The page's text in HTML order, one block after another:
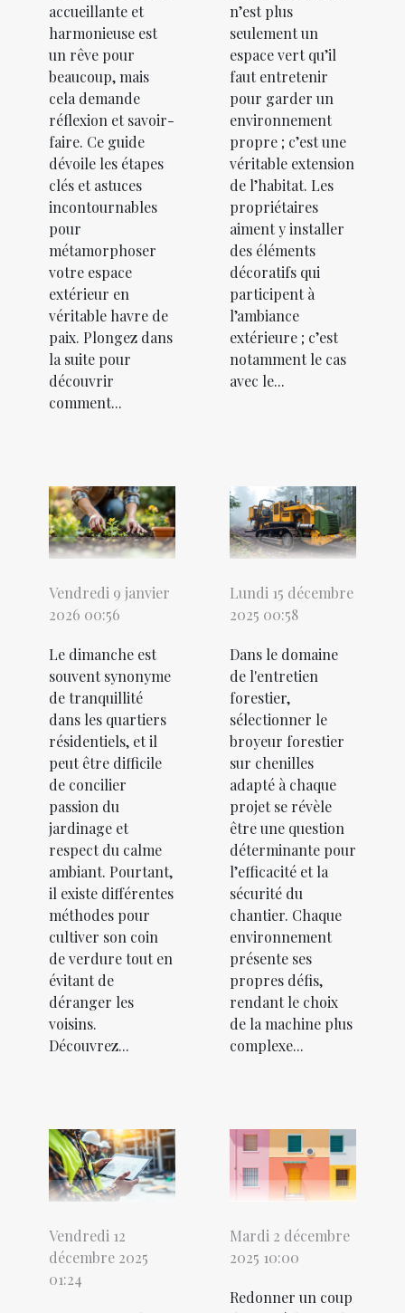
accueillante et
harmonieuse est
un rêve pour
beaucoup, mais
cela demande
réflexion et savoir-
faire. Ce guide
dévoile les étapes
clés et astuces
incontournables
pour
métamorphoser
votre espace
extérieur en
véritable havre de
paix. Plongez dans
la suite pour
découvrir
comment...
n’est plus
seulement un
espace vert qu’il
faut entretenir
pour garder un
environnement
propre ; c’est une
véritable extension
de l’habitat. Les
propriétaires
aiment y installer
des éléments
décoratifs qui
participent à
l’ambiance
extérieure ; c’est
notamment le cas
avec le...
Vendredi 9 janvier
2026 00:56
Le dimanche est
souvent synonyme
de tranquillité
dans les quartiers
résidentiels, et il
peut être difficile
de concilier
passion du
jardinage et
respect du calme
ambiant. Pourtant,
il existe différentes
méthodes pour
cultiver son coin
de verdure tout en
évitant de
déranger les
voisins.
Découvrez...
Lundi 15 décembre
2025 00:58
Dans le domaine
de l'entretien
forestier,
sélectionner le
broyeur forestier
sur chenilles
adapté à chaque
projet se révèle
être une question
déterminante pour
l’efficacité et la
sécurité du
chantier. Chaque
environnement
présente ses
propres défis,
rendant le choix
de la machine plus
complexe...
Vendredi 12
décembre 2025
01:24
Mardi 2 décembre
2025 10:00
Redonner un coup